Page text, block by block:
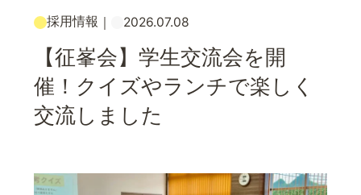
採用情報 ｜ 2026.07.08
【征峯会】学生交流会を開
催！クイズやランチで楽しく
交流しました